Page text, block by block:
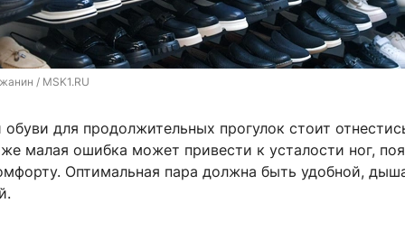
/ MSK1.RU
для продолжительных прогулок стоит
малая ошибка может привести к усталости ног,
Оптимальная пара должна быть удобной,